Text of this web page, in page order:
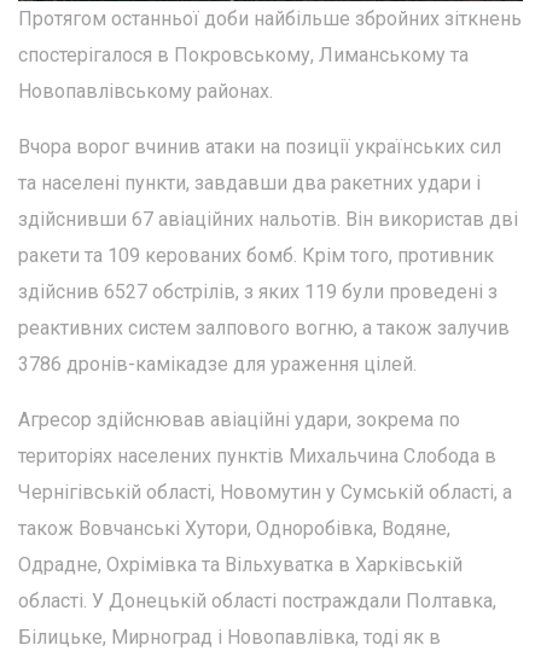
Протягом останньої доби найбільше збройних зіткнень
спостерігалося в Покровському, Лиманському та
Новопавлівському районах.
Вчора ворог вчинив атаки на позиції українських сил
та населені пункти, завдавши два ракетних удари і
здійснивши 67 авіаційних нальотів. Він використав дві
ракети та 109 керованих бомб. Крім того, противник
здійснив 6527 обстрілів, з яких 119 були проведені з
реактивних систем залпового вогню, а також залучив
3786 дронів-камікадзе для ураження цілей.
Агресор здійснював авіаційні удари, зокрема по
територіях населених пунктів Михальчина Слобода в
Чернігівській області, Новомутин у Сумській області, а
також Вовчанські Хутори, Одноробівка, Водяне,
Одрадне, Охрімівка та Вільхуватка в Харківській
області. У Донецькій області постраждали Полтавка,
Білицьке, Мирноград і Новопавлівка, тоді як в